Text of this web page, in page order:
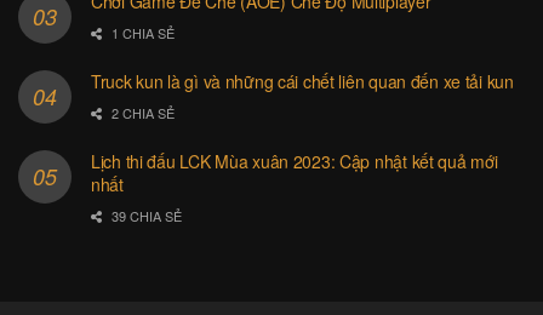
1 CHIA SẺ
Truck kun là gì và những cái chết liên quan đến xe tải kun
2 CHIA SẺ
Lịch thi đấu LCK Mùa xuân 2023: Cập nhật kết quả mới
nhất
39 CHIA SẺ